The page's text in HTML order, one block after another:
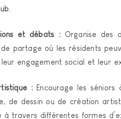
et débats : Organise des
partage où les résidents
engagement social et leur
:Encourage les séniors
de dessin ou de création
travers différentes formes